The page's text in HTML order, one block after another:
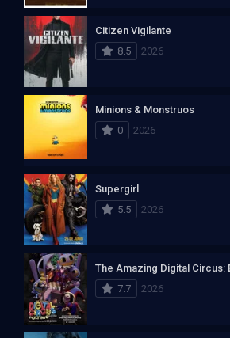
Citizen Vigilante
8.5
2026
Minions & Monstruos
0
2026
Supergirl
5.5
2026
The Amazing Digital Circus:
7.7
2026